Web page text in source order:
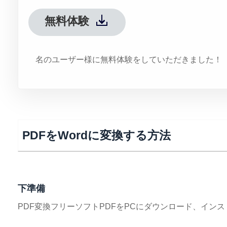
無料体験
865275名のユーザー様に無料体験をしていただき
PDFをWordに変換する方法
下準備
PDF変換フリーソフトPDFをPCにダウンロード、インス